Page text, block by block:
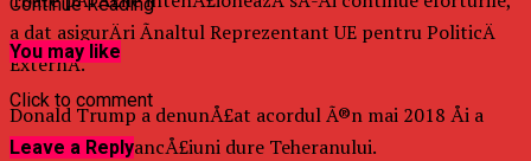
a dat asigurÄri Ãnaltul Reprezentant UE pentru PoliticÄ
ExternÄ.
Donald Trump a denunÅ£at acordul Ã®n mai 2018 Åi a
reimpus apoi sancÅ£iuni dure Teheranului.
You may like
Click to comment
Leave a Reply